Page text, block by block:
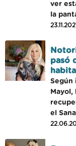
ver
la
pasó
Según
Mayol,
el